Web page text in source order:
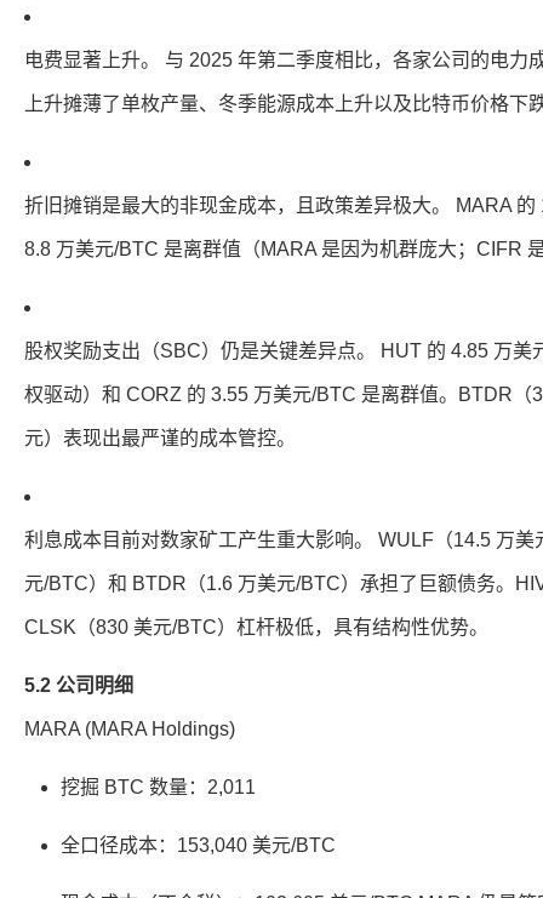
电费显著上升。 与 2025 年第二季度相比，各家公司的电力
上升摊薄了单枚产量、冬季能源成本上升以及比特币价格下
折旧摊销是最大的非现金成本，且政策差异极大。 MARA
8.8 万美元/BTC 是离群值（MARA 是因为机群庞大；CIFR
股权奖励支出（SBC）仍是关键差异点。 HUT 的 4.85 万美
权驱动）和 CORZ 的 3.55 万美元/BTC 是离群值。BTDR（
元）表现出最严谨的成本管控。
利息成本目前对数家矿工产生重大影响。 WULF（14.5 万
元/BTC）和 BTDR（1.6 万美元/BTC）承担了巨额债务。
CLSK（830 美元/BTC）杠杆极低，具有结构性优势。
5.2 公司明细
MARA (MARA Holdings)
挖掘 BTC 数量：2,011
全口径成本：153,040 美元/BTC